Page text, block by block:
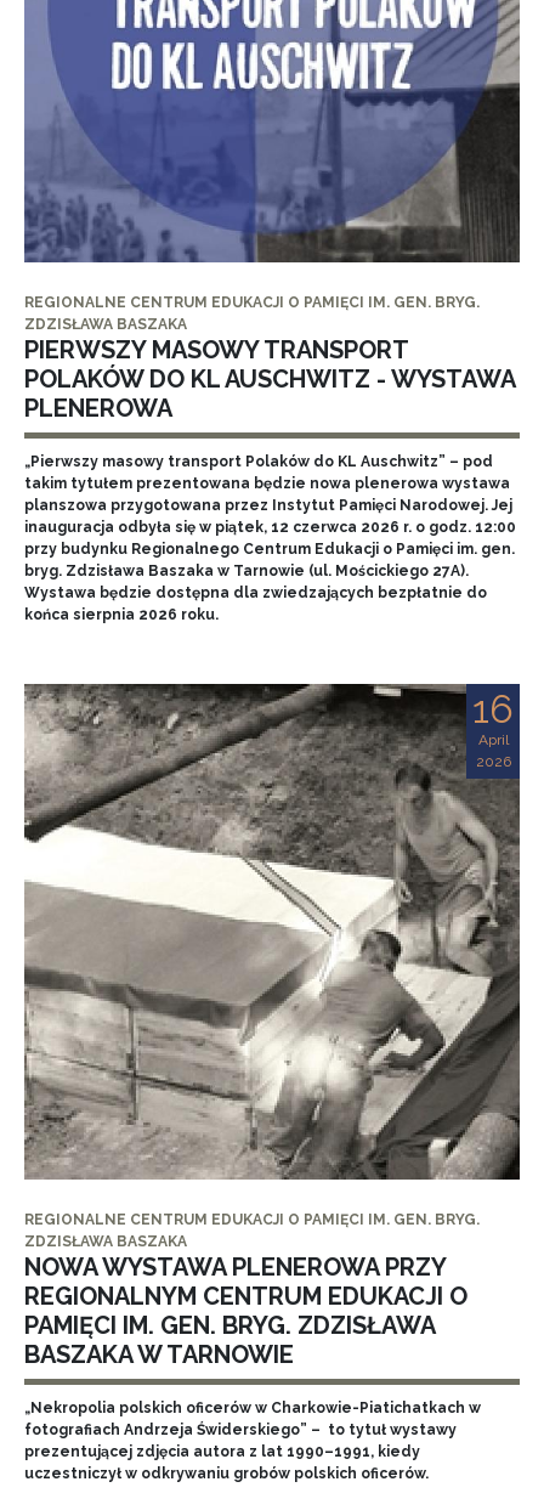
REGIONALNE CENTRUM EDUKACJI O PAMIĘCI IM. GEN. BRYG.
ZDZISŁAWA BASZAKA
PIERWSZY MASOWY TRANSPORT
POLAKÓW DO KL AUSCHWITZ - WYSTAWA
PLENEROWA
„Pierwszy masowy transport Polaków do KL Auschwitz” – pod
takim tytułem prezentowana będzie nowa plenerowa wystawa
planszowa przygotowana przez Instytut Pamięci Narodowej. Jej
inauguracja odbyła się w piątek, 12 czerwca 2026 r. o godz. 12:00
przy budynku Regionalnego Centrum Edukacji o Pamięci im. gen.
bryg. Zdzisława Baszaka w Tarnowie (ul. Mościckiego 27A).
Wystawa będzie dostępna dla zwiedzających bezpłatnie do
końca sierpnia 2026 roku.
16
April
2026
REGIONALNE CENTRUM EDUKACJI O PAMIĘCI IM. GEN. BRYG.
ZDZISŁAWA BASZAKA
NOWA WYSTAWA PLENEROWA PRZY
REGIONALNYM CENTRUM EDUKACJI O
PAMIĘCI IM. GEN. BRYG. ZDZISŁAWA
BASZAKA W TARNOWIE
„Nekropolia polskich oficerów w Charkowie-Piatichatkach w
fotografiach Andrzeja Świderskiego” – to tytuł wystawy
prezentującej zdjęcia autora z lat 1990–1991, kiedy
uczestniczył w odkrywaniu grobów polskich oficerów.